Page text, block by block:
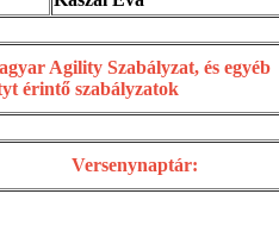
Agility Szabályzat, és egyéb
érintő szabályzatok
Versenynaptár: